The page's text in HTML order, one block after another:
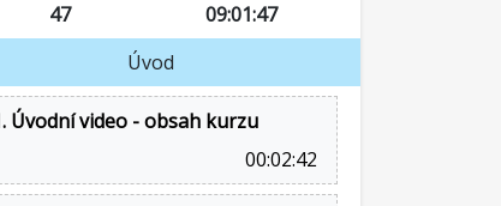
47
09:01:47
Úvod
Úvodní video - obsah kurzu
00:02:42